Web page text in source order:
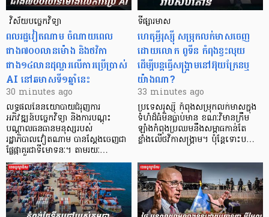
​​​​​​​​​​​​​​​​​​​​​​​​​​​​​ វិស័យបច្ចេកវិទ្យា
ពលរដ្ឋវៀតណាម ​ចំណាយពេល
ជាង៧០០លានម៉ោង និងថវិកា
ជាង១៤លានដុល្លារលើការប្រើប្រាស់
AI នៅឆមាសទី១ឆ្នាំនេះ
30 minutes ago
លទ្ធផលនៃនយោបាយជំរុញការ
អភិវឌ្ឍន៍បច្ចេកវិទ្យា និងការបណ្តុះ
បណ្តាលធនធានមនុស្សរបស់
រដ្ឋាភិបាលវៀតណាម បានស្តែងចេញជា
ផ្លែផ្កាគួរជាទីមោទនៈ។ តាមរយៈ…
ទីផ្សារមាស
ហេតុអ្វីរុស្ស៊ី សម្រុកលក់មាសចេញ
ដោយលោក ពូទីន កំពុងខ្វះ​លុយ
ដើម្បីបន្តធ្វើសង្គ្រាមនៅអ៊ុយក្រែនឬ
យ៉ាងណា?
33 minutes ago
ប្រទេសរុស្ស៊ី កំពុងសម្រុក​លក់មាសក្នុង
ទំហំដ៏ធំមិនធ្លាប់​មាន ខណៈវិមានក្រឹម
ឡាំងកំពុងប្រឈមនឹង​សម្ពាធកាន់តែ
ខ្លាំងលើថវិកាសង្គ្រាម។ ប៉ុន្តែទោះប…